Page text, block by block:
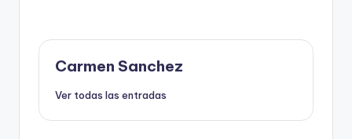
Carmen Sanchez
Ver todas las entradas